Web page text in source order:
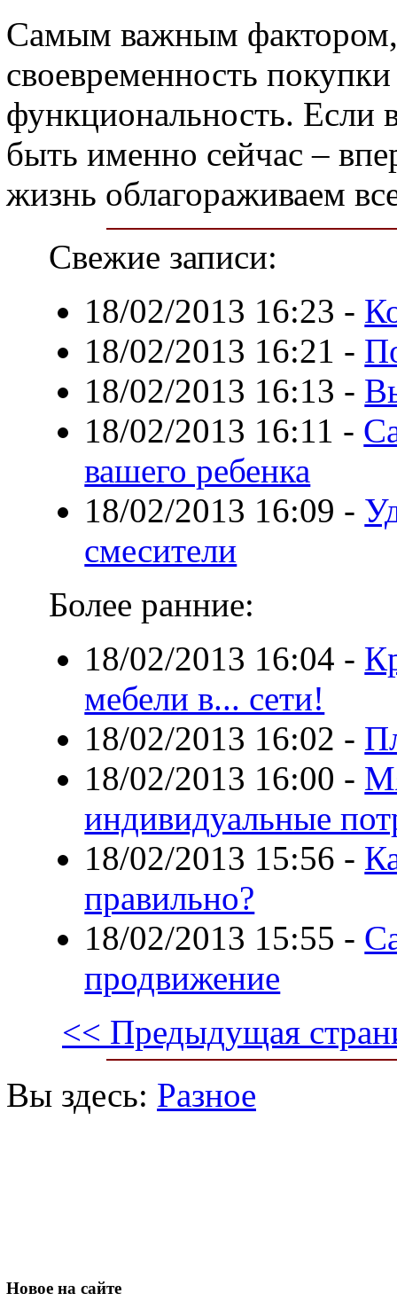
Самым важным фактором,
своевременность
функциональность. Если
быть именно сейчас –
жизнь облагораживаем
Свежие записи:
18/02/2013 16:23 -
18/02/2013 16:21 -
18/02/2013 16:13 -
18/02/2013 16:11 -
вашего ребенка
18/02/2013 16:09 -
смесители
Более ранние:
18/02/2013 16:04 -
мебели в... сети!
18/02/2013 16:02 -
18/02/2013 16:00 -
индивидуальные
18/02/2013 15:56 -
правильно?
18/02/2013 15:55 -
продвижение
<< Предыдущая
Вы здесь: Разное
Новое на сайте